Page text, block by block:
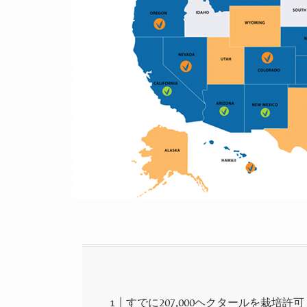
すでに207,000ヘクタールを栽培許可